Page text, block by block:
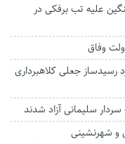
علیه تب برفکی در
وفاق
جعلی کلاهبرداری
و شهرنشینی